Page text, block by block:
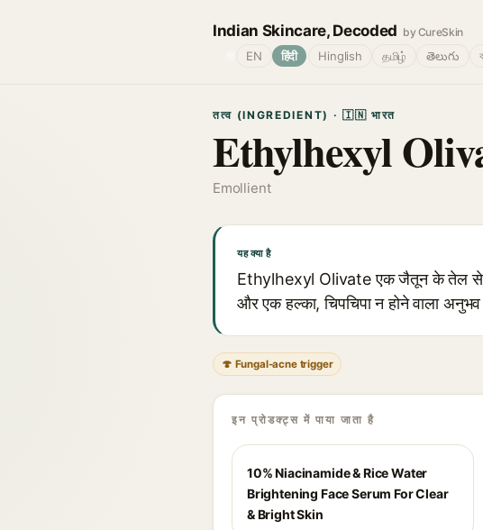
Indian Skincare, Decoded by CureSkin
EN हिंदी Hinglish தமிழ் తెలుగు
तत्व (INGREDIENT) · 🇮🇳 भारत
Ethylhexyl
Emollient
यह क्या है
Ethylhexyl Olivate एक जैतून के तेल से
और एक हल्का, चिपचिपा न होने वाला
🍄 Fungal-acne trigger
इन प्रोडक्ट्स में पाया जाता है
10% Niacinamide & Rice Water
Brightening Face Serum For Clear
& Bright Skin